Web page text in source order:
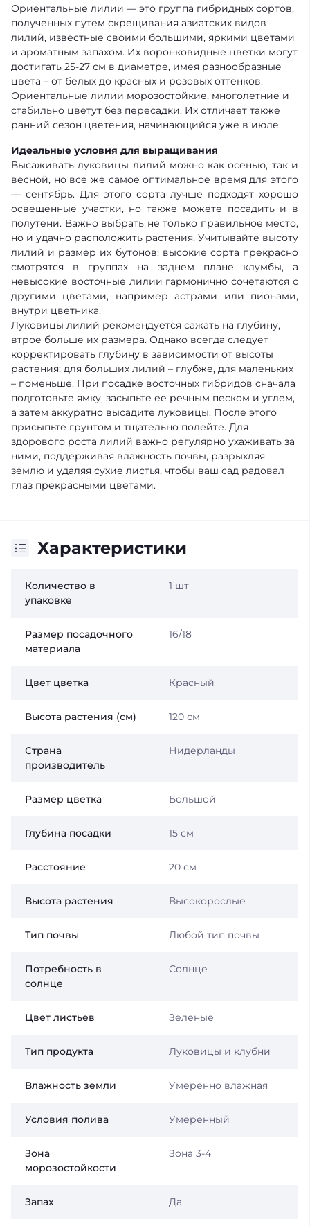
Ориентальные лилии — это группа гибридных сортов,
полученных путем скрещивания азиатских видов
лилий, известные своими большими, яркими цветами
и ароматным запахом. Их воронковидные цветки могут
достигать 25-27 см в диаметре, имея разнообразные
цвета – от белых до красных и розовых оттенков.
Ориентальные лилии морозостойкие, многолетние и
стабильно цветут без пересадки. Их отличает также
ранний сезон цветения, начинающийся уже в июле.
Идеальные условия для выращивания
Высаживать луковицы лилий можно как осенью, так и
весной, но все же самое оптимальное время для этого
— сентябрь. Для этого сорта лучше подходят хорошо
освещенные участки, но также можете посадить и в
полутени. Важно выбрать не только правильное место,
но и удачно расположить растения. Учитывайте высоту
лилий и размер их бутонов: высокие сорта прекрасно
смотрятся в группах на заднем плане клумбы, а
невысокие восточные лилии гармонично сочетаются с
другими цветами, например астрами или пионами,
внутри цветника.
Луковицы лилий рекомендуется сажать на глубину,
втрое больше их размера. Однако всегда следует
корректировать глубину в зависимости от высоты
растения: для больших лилий – глубже, для маленьких
– поменьше. При посадке восточных гибридов сначала
подготовьте ямку, засыпьте ее речным песком и углем,
а затем аккуратно высадите луковицы. После этого
присыпьте грунтом и тщательно полейте. Для
здорового роста лилий важно регулярно ухаживать за
ними, поддерживая влажность почвы, разрыхляя
землю и удаляя сухие листья, чтобы ваш сад радовал
глаз прекрасными цветами.
Характеристики
Количество в
упаковке
1 шт
Размер посадочного
материала
16/18
Цвет цветка Красный
Высота растения (см) 120 см
Страна
производитель
Нидерланды
Размер цветка Большой
Глубина посадки 15 см
Расстояние 20 см
Высота растения Высокорослые
Тип почвы Любой тип почвы
Потребность в
солнце
Солнце
Цвет листьев Зеленые
Тип продукта Луковицы и клубни
Влажность земли Умеренно влажная
Условия полива Умеренный
Зона
морозостойкости
Зона 3-4
Запах Да